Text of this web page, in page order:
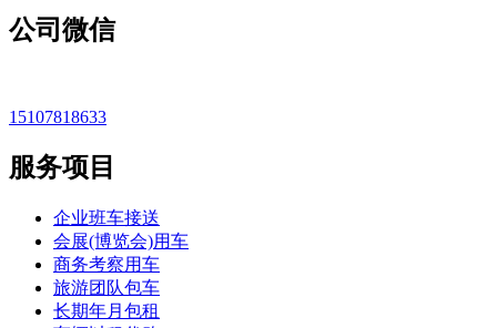
公司微信
15107818633
服务项目
企业班车接送
会展(博览会)用车
商务考察用车
旅游团队包车
长期年月包租